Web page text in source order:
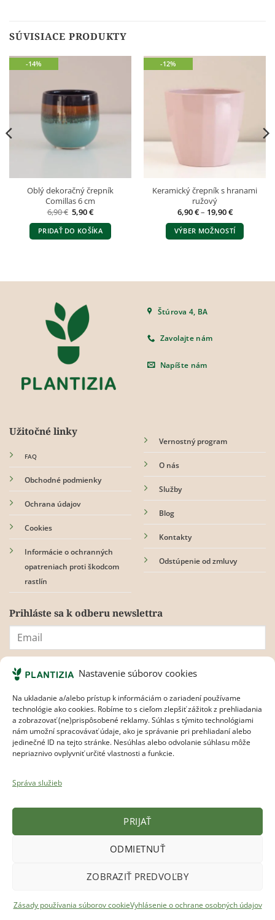
Nastavenie súborov cookies
Na ukladanie a/alebo prístup k informáciám o zariadení používame
technológie ako cookies. Robíme to s cieľom zlepšiť zážitok z prehliadania
a zobrazovať (ne)prispôsobené reklamy. Súhlas s týmito technológiami
nám umožní spracovávať údaje, ako je správanie pri prehliadaní alebo
jedinečné ID na tejto stránke. Nesúhlas alebo odvolanie súhlasu môže
nepriaznivo ovplyvniť určité vlastnosti a funkcie.
Správa služieb
PRIJAŤ
ODMIETNUŤ
ZOBRAZIŤ PREDVOĽBY
Zásady používania súborov cookieVyhlásenie o ochrane osobných údajov
SÚVISIACE PRODUKTY
-14%
Oblý dekoračný črepník
Comillas 6 cm
6,90€ Pôvodná
bola:
6,90 €.
5,90€Aktuálna
je:
5,90 €.
PRIDAŤ DO KOŠÍKA
-12%
Keramický črepník s hranami
ružový
6,90€– 19,90€Price
6,90 €
through
VÝBER MOŽNOSTÍ
viacero
Možnosti
môžete
Štúrova 4, BA
Zavolajte nám
Napíšte nám
Užitočné linky
FAQ
Obchodné podmienky
Ochrana údajov
Cookies
Informácie o ochranných
opatreniach proti škodcom
rastlín
Vernostný program
O nás
Služby
Blog
Kontakty
Odstúpenie od zmluvy
Prihláste sa k odberu newslettra
Súhlasím s pravidlami ochrany osobných údajov.
MasterCard
Pay